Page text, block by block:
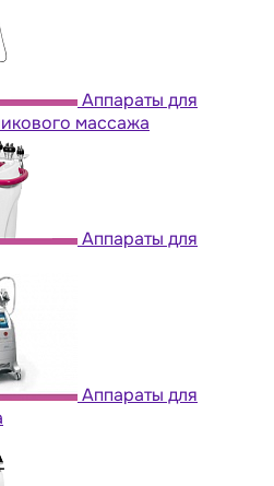
Аппараты для
массажа
Аппараты для
Аппараты для